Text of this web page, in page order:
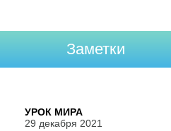
Заметки
УРОК МИРА
29 декабря 2021